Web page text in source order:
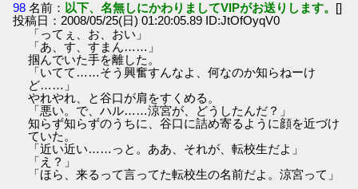
98 名前： 以下、名無しにかわりましてVIPがお送りします。 []
投稿日：2008/05/25(日) 01:20:05.89 ID:JtOfOyqV0
「ってぇ、お、おい」
「あ、す、すまん……」
掴んでいた手を離した。
「いてて……そう興奮すんなよ、何なのか知らねーけ
ど……」
やれやれ、と谷口が肩をすくめる。
「悪い。で、ハル……涼宮が、どうしたんだ？」
知らず知らずのうちに、谷口に詰め寄るように顔を近づけ
ていた。
「近い近い……っと。ああ、それが、転校生だよ」
「え？」
「ほら、来るって言ってた転校生の名前だよ。涼宮って」